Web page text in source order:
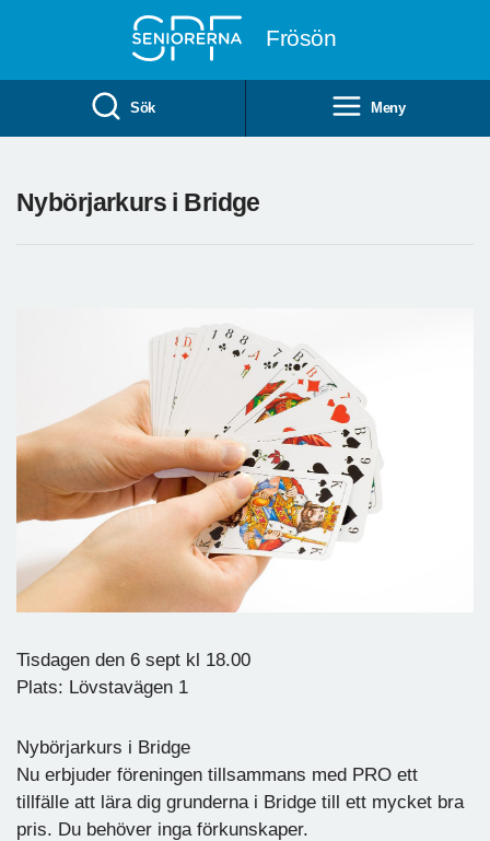
Frösön
Sök Meny
Nybörjarkurs i Bridge
Tisdagen den 6 sept kl 18.00
Plats: Lövstavägen 1
Nybörjarkurs i Bridge
Nu erbjuder föreningen tillsammans med PRO ett
tillfälle att lära dig grunderna i Bridge till ett mycket bra
pris. Du behöver inga förkunskaper.